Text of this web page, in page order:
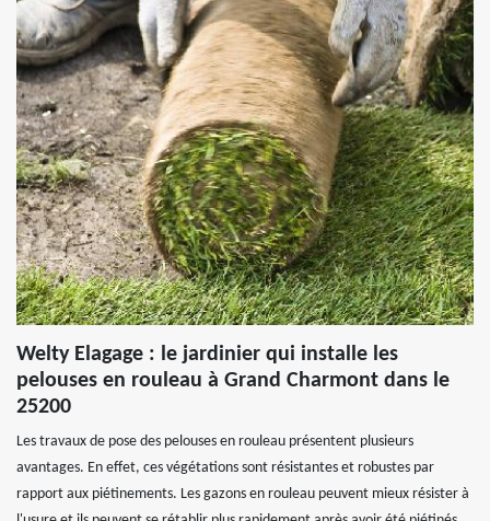
Welty Elagage : le jardinier qui installe les
pelouses en rouleau à Grand Charmont dans le
25200
Les travaux de pose des pelouses en rouleau présentent plusieurs
avantages. En effet, ces végétations sont résistantes et robustes par
rapport aux piétinements. Les gazons en rouleau peuvent mieux résister à